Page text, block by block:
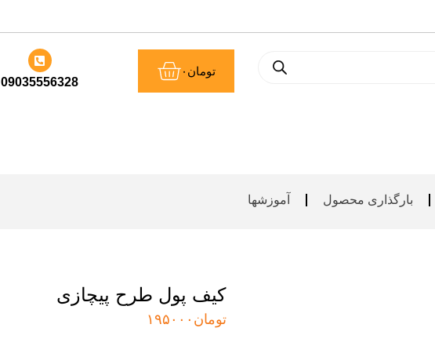
تومان ۰سبد
خرید
09035556328
بارگذاری محصول آموزشها
کیف پول طرح پیچازی
تومان ۱۹۵۰۰۰